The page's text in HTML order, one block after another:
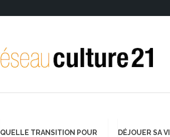
QUELLE TRANSITION POUR
DÉJOUER SA